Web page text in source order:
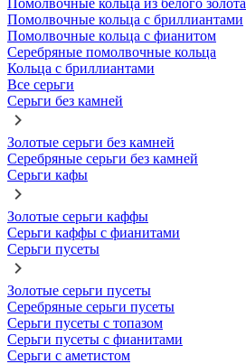
Помолвочные кольца из белого золота
Помолвочные кольца с бриллиантами
Помолвочные кольца с фианитом
Серебряные помолвочные кольца
Кольца с бриллиантами
Все серьги
Серьги без камней
Золотые серьги без камней
Серебряные серьги без камней
Серьги кафы
Золотые серьги каффы
Серьги каффы с фианитами
Серьги пусеты
Золотые серьги пусеты
Серебряные серьги пусеты
Серьги пусеты с топазом
Серьги пусеты с фианитами
Серьги с аметистом